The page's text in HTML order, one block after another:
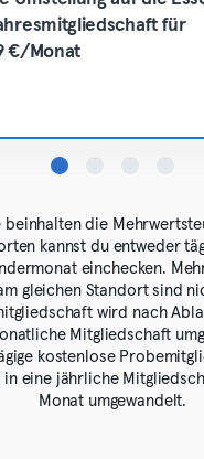
für
€/Monat
beinhalten die
kannst du entweder
einchecken.
gleichen Standort sind
wird nach
Mitgliedschaft
kostenlose
in eine jährliche
Monat umgewandelt.